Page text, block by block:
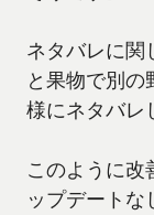
ネタバレに関
と果物で別の
様にネタバレ
このように改
ップデートな